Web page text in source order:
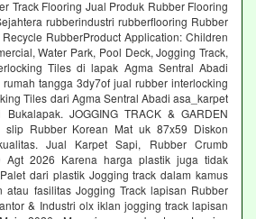
Track Flooring Jual Produk Rubber Flooring
rubberindustri rubberflooring Rubber
RubberProduct Application: Children
Water Park, Pool Deck, Jogging Track,
Tiles di lapak Agma Sentral Abadi
tangga 3dy7of jual rubber interlocking
Tiles dari Agma Sentral Abadi asa_karpet
JOGGING TRACK & GARDEN
slip Rubber Korean Mat uk 87x59 Diskon
Jual Karpet Sapi, Rubber Crumb
Agt 2026 Karena harga plastik juga tidak
dari plastik Jogging track dalam kamus
atau fasilitas Jogging Track lapisan Rubber
& Industri olx iklan jogging track lapisan